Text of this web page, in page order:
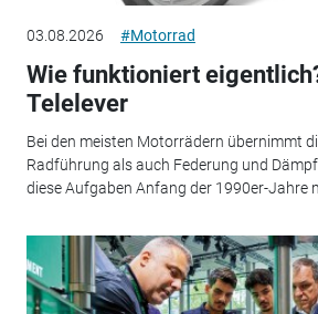
03.08.2026 #Motorrad
Wie funktioniert
Telelever
Bei den meisten Motorrädern übernimmt
Radführung als auch Federung und
diese Aufgaben Anfang der 1990er-Jahre